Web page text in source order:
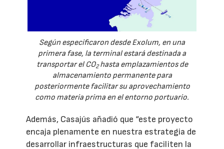
Según especificaron desde Exolum, en una
primera fase, la terminal estará destinada a
transportar el CO2hasta emplazamientos de
almacenamiento permanente para
posteriormente facilitar su aprovechamiento
como materia prima en el entorno portuario.
Además, Casajús añadió que “este proyecto
encaja plenamente en nuestra estrategia de
desarrollar infraestructuras que faciliten la